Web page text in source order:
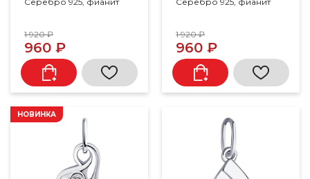
1 920 ₽
960 ₽
1 920 ₽
960 ₽
НОВИНКА